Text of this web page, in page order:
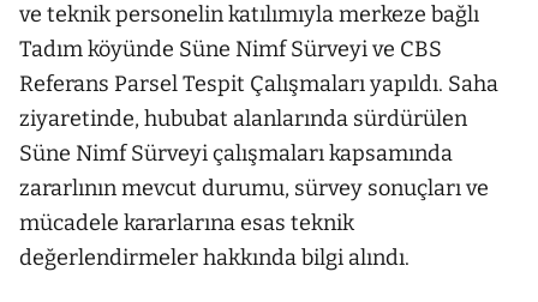
ve teknik personelin katılımıyla merkeze bağlı
Tadım köyünde Süne Nimf Sürveyi ve CBS
Referans Parsel Tespit Çalışmaları yapıldı. Saha
ziyaretinde, hububat alanlarında sürdürülen
Süne Nimf Sürveyi çalışmaları kapsamında
zararlının mevcut durumu, sürvey sonuçları ve
mücadele kararlarına esas teknik
değerlendirmeler hakkında bilgi alındı.